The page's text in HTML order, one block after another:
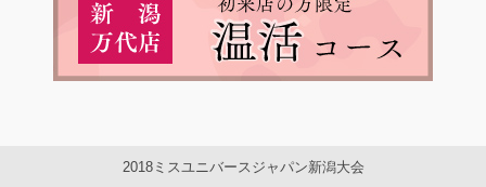
2018ミスユニバースジャパン新潟大会